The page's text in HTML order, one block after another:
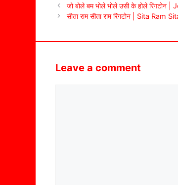
जो बोले बम भोले भोले उसी के होले
सीता राम सीता राम रिंगटोन | Sita Ram
Leave a comment